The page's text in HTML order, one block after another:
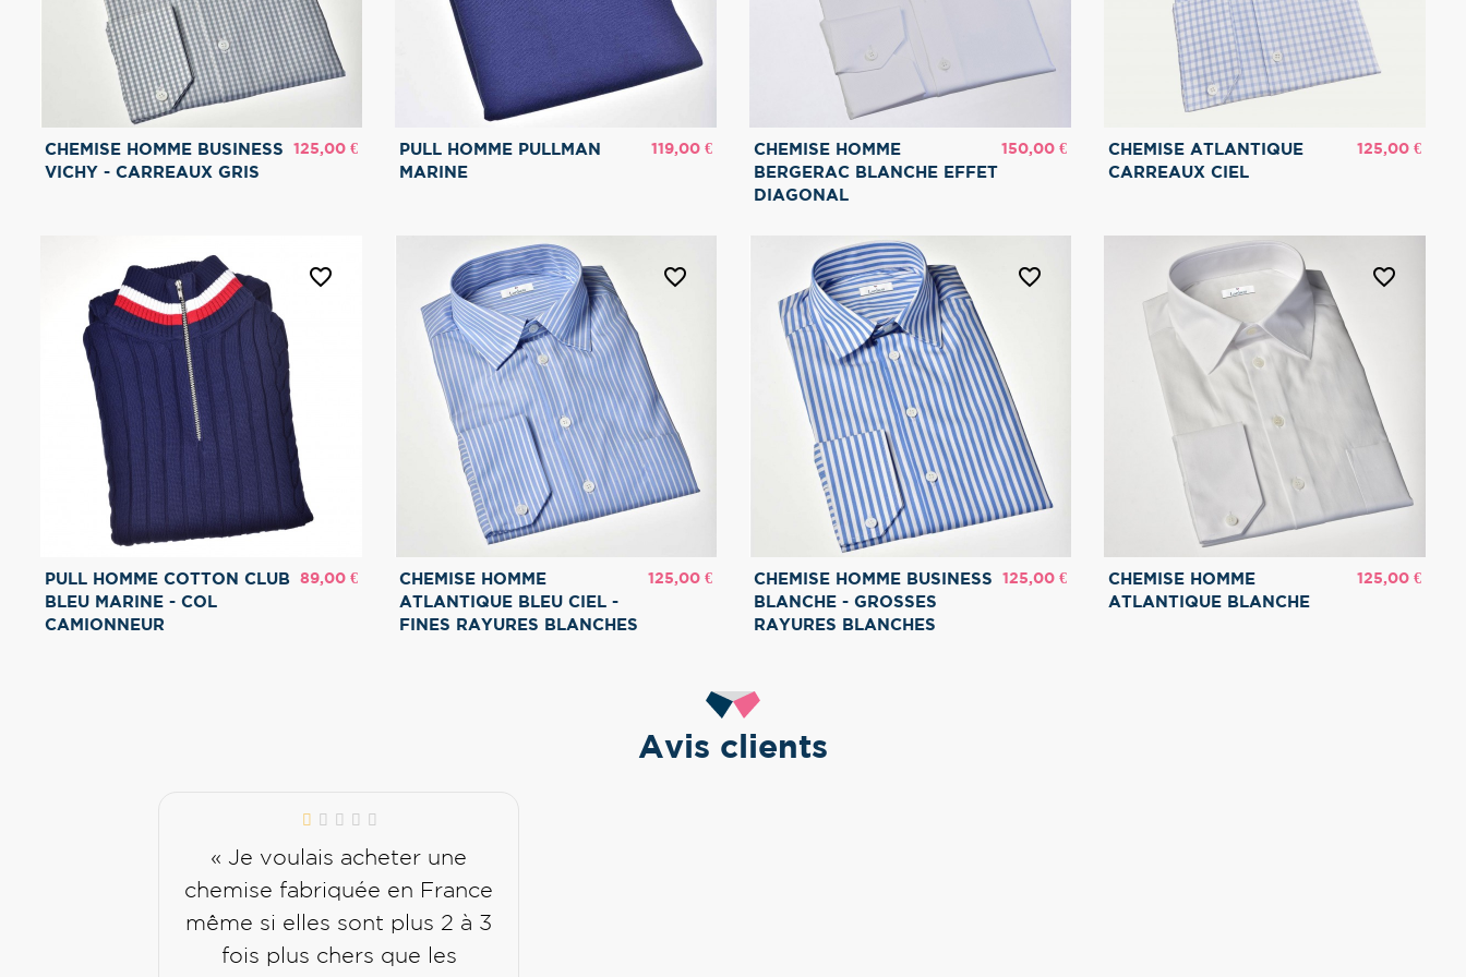
CHEMISE HOMME BUSINESS
VICHY - CARREAUX GRIS
Prix
125,00 €
PULL HOMME PULLMAN
MARINE
Prix
119,00 €
CHEMISE HOMME
BERGERAC BLANCHE EFFET
DIAGONAL
Prix
150,00 €
CHEMISE ATLANTIQUE
CARREAUX CIEL
Prix
125,00 €
PULL HOMME COTTON CLUB
BLEU MARINE - COL
CAMIONNEUR
favorite_border
Prix
89,00 €
CHEMISE HOMME
ATLANTIQUE BLEU CIEL -
FINES RAYURES BLANCHES
favorite_border
Prix
125,00 €
CHEMISE HOMME BUSINESS
BLANCHE - GROSSES
RAYURES BLANCHES
favorite_border
Prix
125,00 €
CHEMISE HOMME
ATLANTIQUE BLANCHE
favorite_border
Prix
125,00 €
Avis clients
« Je voulais acheter une
chemise fabriquée en France
même si elles sont plus 2 à 3
fois plus chers que les